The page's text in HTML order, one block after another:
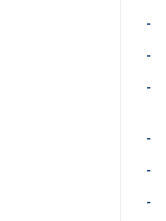
-
-
-
-
-
-